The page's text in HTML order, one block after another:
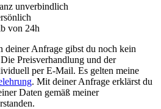
unverbindlich
von 24h
Anfrage gibst du noch kein
Preisverhandlung und der
per E-Mail. Es gelten meine
. Mit deiner Anfrage erklärst du
Daten gemäß meiner